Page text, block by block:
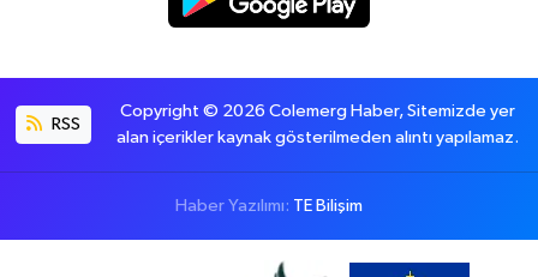
RSS
Copyright © 2026 Colemerg Haber, Sitemizde yer
alan içerikler kaynak gösterilmeden alıntı yapılamaz.
Haber Yazılımı: TE Bilişim